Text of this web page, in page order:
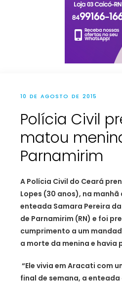
10 DE AGOSTO DE 2015
Polícia Civil
matou
Parnamirim
A Polícia Civil do Ceará
Lopes (30 anos), na
enteada Samara Pereira da
de Parnamirim (RN) e foi
cumprimento a um
a morte da menina e havia
“Ele vivia em Aracati com
final de semana, a